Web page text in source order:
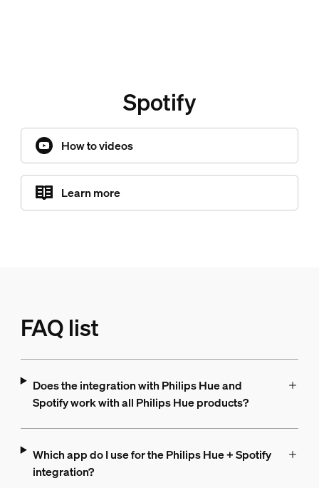
Spotify
How to videos
Learn more
FAQ list
Does the integration with Philips Hue and
Spotify work with all Philips Hue products?
Which app do I use for the Philips Hue + Spotify
integration?